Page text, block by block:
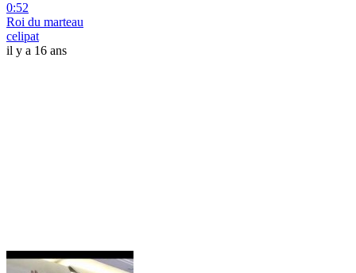
0:52
Roi du marteau
celipat
il y a 16 ans